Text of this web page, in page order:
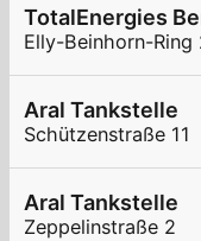
TotalEnergies
Elly-Beinhorn-Ring
Aral Tankstelle
Schützenstraße 11
Aral Tankstelle
Zeppelinstraße 2